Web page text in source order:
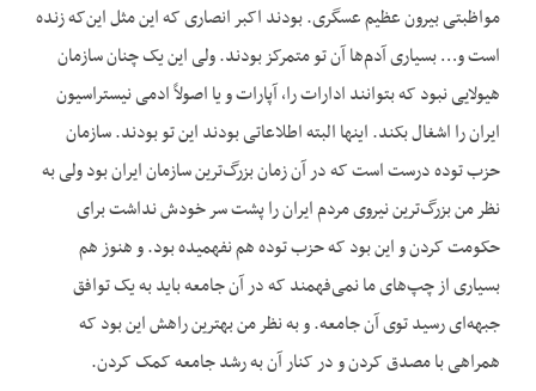
مواظبتی بیرون عظیم عسگری. بودند اکبر انصاری که این مثل این‌که زنده
است و… بسیاری آدم‌ها آن تو متمرکز بودند. ولی این یک چنان سازمان
هیولایی نبود که بتوانند ادارات را، آپارات و یا اصولاً ادمی نیستراسیون
ایران را اشغال بکند. اینها البته اطلاعاتی بودند این تو بودند. سازمان
حزب توده درست است که در آن زمان بزرگ‌ترین سازمان ایران بود ولی به
نظر من بزرگ‌ترین نیروی مردم ایران را پشت سر خودش نداشت برای
حکومت کردن و این بود که حزب توده هم نفهمیده بود. و هنوز هم
بسیاری از چپ‌های ما نمی‌فهمند که در آن جامعه باید به یک توافق
جبهه‌ای رسید توی آن جامعه. و به نظر من بهترین راهش این بود که
همراهی با مصدق کردن و در کنار آن به رشد جامعه کمک کردن.